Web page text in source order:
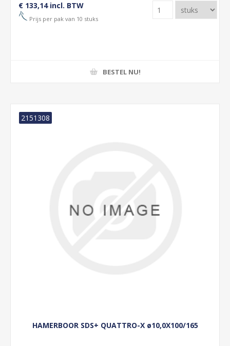
€ 133,14 incl. BTW
Prijs per pak van 10 stuks
BESTEL NU!
HAMERBOOR SDS+ QUATTRO-X ø10,0X100/165
2151308